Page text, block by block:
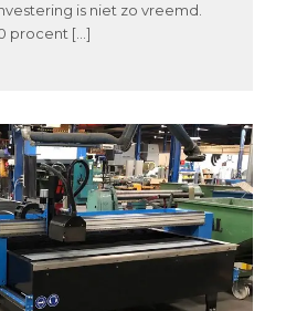
is niet zo vreemd.
procent […]